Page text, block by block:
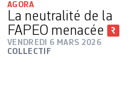
AGORA
La neutralité de la
FAPEO menacée
VENDREDI 6 MARS 2026
COLLECTIF